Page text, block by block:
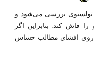
تولستوی بررسی می‌شود و
فاش کند. بنابراین اگر
یا روی افشای مطالب حساس